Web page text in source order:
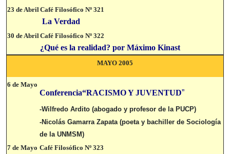
23 de AbrilCafé Filosófico Nº 321
La Verdad
30 de AbrilCafé Filosófico Nº 322
¿Qué es la realidad? por Máximo Kinast
MAYO 2005
6 de Mayo
Conferencia“RACISMO Y JUVENTUD”
-Wilfredo Ardito (abogado y profesor de la PUCP)
-Nicolás Gamarra Zapata (poeta y bachiller de Sociología
de la UNMSM)
7 de Mayo Café Filosófico Nº 323